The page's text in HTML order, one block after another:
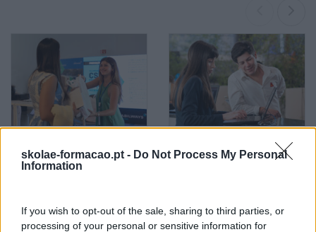
skolae-formacao.pt - Do Not Process My Personal
Information
If you wish to opt-out of the sale, sharing to third parties, or
processing of your personal or sensitive information for
Para Superar As
Chave Na Construção Da
Pesquisa